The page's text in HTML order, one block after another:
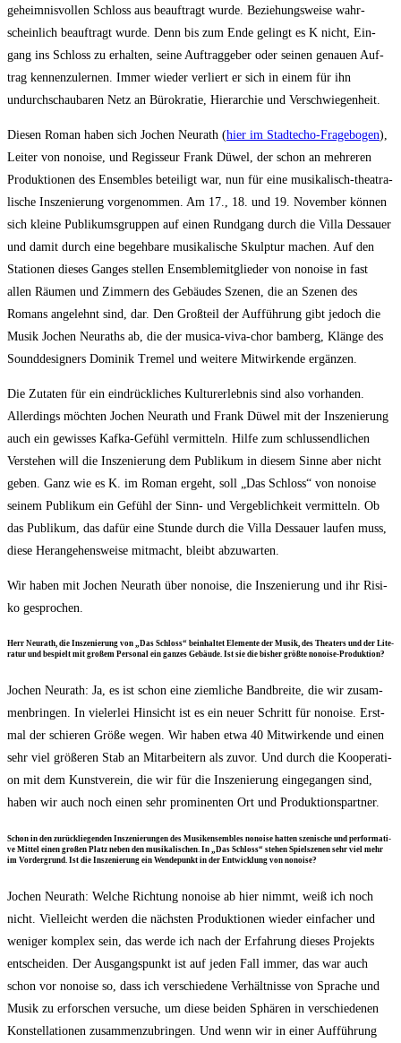
geheim­nis­vol­len Schloss aus beauf­tragt wur­de. Bezie­hungs­wei­se wahr­
schein­lich beauf­tragt wur­de. Denn bis zum Ende gelingt es K nicht, Ein­
gang ins Schloss zu erhal­ten, sei­ne Auf­trag­ge­ber oder sei­nen genau­en Auf­
trag ken­nen­zu­ler­nen. Immer wie­der ver­liert er sich in einem für ihn
undurch­schau­ba­ren Netz an Büro­kra­tie, Hier­ar­chie und Verschwiegenheit.
Die­sen Roman haben sich Jochen Neu­r­a­th (hier im Stadt­echo-Fra­ge­bo­gen),
Lei­ter von nonoi­se, und Regis­seur Frank Düwel, der schon an meh­re­ren
Pro­duk­tio­nen des Ensem­bles betei­ligt war, nun für eine musi­ka­lisch-thea­tra­
li­sche Insze­nie­rung vor­ge­nom­men. Am 17., 18. und 19. Novem­ber kön­nen
sich klei­ne Publi­kums­grup­pen auf einen Rund­gang durch die Vil­la Des­sau­er
und damit durch eine begeh­ba­re musi­ka­li­sche Skulp­tur machen. Auf den
Sta­tio­nen die­ses Gan­ges stel­len Ensem­ble­mit­glie­der von nonoi­se in fast
allen Räu­men und Zim­mern des Gebäu­des Sze­nen, die an Sze­nen des
Romans ange­lehnt sind, dar. Den Groß­teil der Auf­füh­rung gibt jedoch die
Musik Jochen Neu­r­a­ths ab, die der musi­ca-viva-chor bam­berg, Klän­ge des
Sound­de­si­gners Domi­nik Tre­mel und wei­te­re Mit­wir­ken­de ergänzen.
Die Zuta­ten für ein ein­drück­li­ches Kul­tur­er­leb­nis sind also vor­han­den.
Aller­dings möch­ten Jochen Neu­r­a­th und Frank Düwel mit der Insze­nie­rung
auch ein gewis­ses Kaf­ka-Gefühl ver­mit­teln. Hil­fe zum schluss­end­li­chen
Ver­ste­hen will die Insze­nie­rung dem Publi­kum in die­sem Sin­ne aber nicht
geben. Ganz wie es K. im Roman ergeht, soll „Das Schloss“ von nonoi­se
sei­nem Publi­kum ein Gefühl der Sinn- und Ver­geb­lich­keit ver­mit­teln. Ob
das Publi­kum, das dafür eine Stun­de durch die Vil­la Des­sau­er lau­fen muss,
die­se Her­an­ge­hens­wei­se mit­macht, bleibt abzuwarten.
Wir haben mit Jochen Neu­r­a­th über nonoi­se, die Insze­nie­rung und ihr Risi­
ko gesprochen.
Herr Neu­r­a­th, die Insze­nie­rung von „Das Schloss“ beinhal­tet Ele­men­te der Musik, des Thea­ters und der Lite­
ra­tur und bespielt mit gro­ßem Per­so­nal ein gan­zes Gebäu­de. Ist sie die bis­her größ­te nonoise-Produktion?
Jochen Neu­r­a­th: Ja, es ist schon eine ziem­li­che Band­brei­te, die wir zusam­
men­brin­gen. In vie­ler­lei Hin­sicht ist es ein neu­er Schritt für nonoi­se. Erst­
mal der schie­ren Grö­ße wegen. Wir haben etwa 40 Mit­wir­ken­de und einen
sehr viel grö­ße­ren Stab an Mit­ar­bei­tern als zuvor. Und durch die Koope­ra­ti­
on mit dem Kunst­ver­ein, die wir für die Insze­nie­rung ein­ge­gan­gen sind,
haben wir auch noch einen sehr pro­mi­nen­ten Ort und Produktionspartner.
Schon in den zurück­lie­gen­den Insze­nie­run­gen des Musik­ensem­bles nonoi­se hat­ten sze­ni­sche und per­for­ma­ti­
ve Mit­tel einen gro­ßen Platz neben den musi­ka­li­schen. In „Das Schloss“ ste­hen Spiel­sze­nen sehr viel mehr
im Vor­der­grund. Ist die Insze­nie­rung ein Wen­de­punkt in der Ent­wick­lung von nonoise?
Jochen Neu­r­a­th: Wel­che Rich­tung nonoi­se ab hier nimmt, weiß ich noch
nicht. Viel­leicht wer­den die nächs­ten Pro­duk­tio­nen wie­der ein­fa­cher und
weni­ger kom­plex sein, das wer­de ich nach der Erfah­rung die­ses Pro­jekts
ent­schei­den. Der Aus­gangs­punkt ist auf jeden Fall immer, das war auch
schon vor nonoi­se so, dass ich ver­schie­de­ne Ver­hält­nis­se von Spra­che und
Musik zu erfor­schen ver­su­che, um die­se bei­den Sphä­ren in ver­schie­de­nen
Kon­stel­la­tio­nen zusam­men­zu­brin­gen. Und wenn wir in einer Auf­füh­rung